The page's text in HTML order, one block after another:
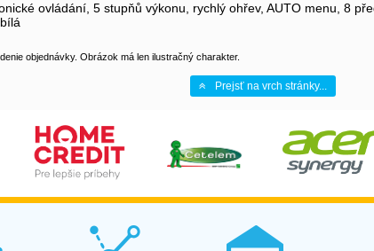
ovládání, 5 stupňů výkonu, rychlý ohřev, AUTO menu, 8
objednávky. Obrázok má len ilustračný charakter.
Prejsť na vrch stránky...